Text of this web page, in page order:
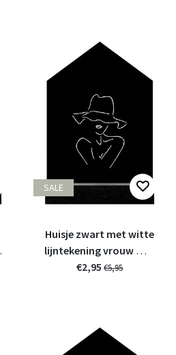
SALE
Huisje zwart met witte
lijntekening vrouw met
hoed - 11cm
€2,95 €5,95